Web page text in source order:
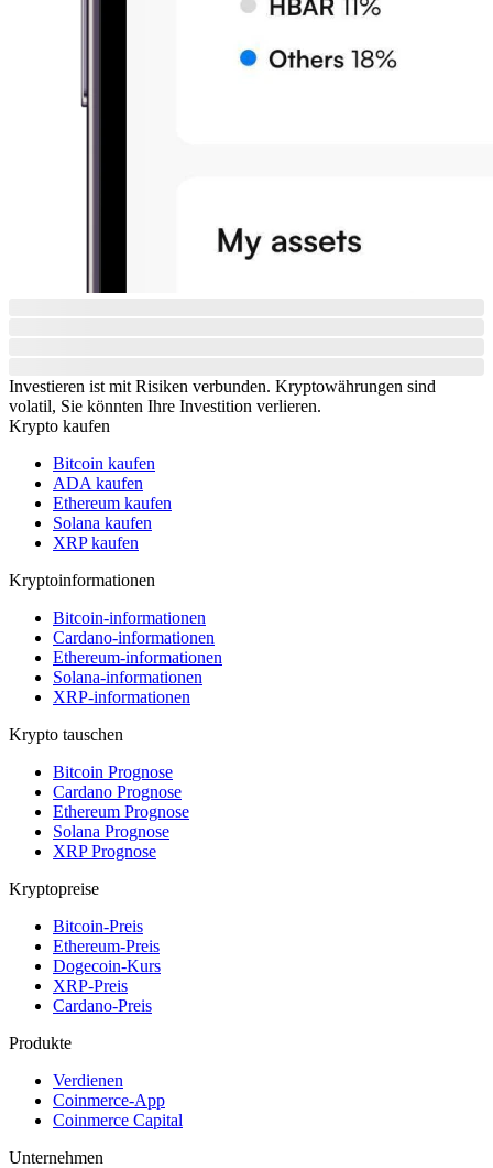
Investieren ist mit Risiken verbunden. Kryptowährungen sind
volatil, Sie könnten Ihre Investition verlieren.
Krypto kaufen
Bitcoin kaufen
ADA kaufen
Ethereum kaufen
Solana kaufen
XRP kaufen
Kryptoinformationen
Bitcoin-informationen
Cardano-informationen
Ethereum-informationen
Solana-informationen
XRP-informationen
Krypto tauschen
Bitcoin Prognose
Cardano Prognose
Ethereum Prognose
Solana Prognose
XRP Prognose
Kryptopreise
Bitcoin-Preis
Ethereum-Preis
Dogecoin-Kurs
XRP-Preis
Cardano-Preis
Produkte
Verdienen
Coinmerce-App
Coinmerce Capital
Unternehmen